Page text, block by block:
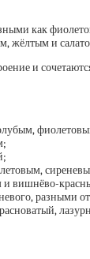
как
жёлтым и
и
и вишнёво-
разными